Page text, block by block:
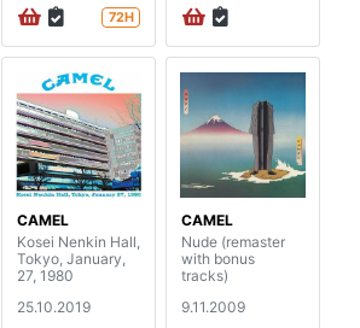
72H
CAMEL
Kosei Nenkin Hall,
Tokyo, January,
27, 1980
25.10.2019
CAMEL
Nude (remaster
with bonus
tracks)
9.11.2009